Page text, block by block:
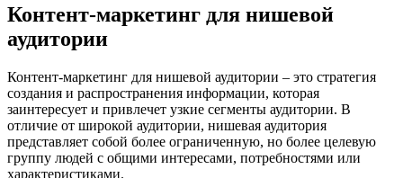
Контент-маркетинг для нишевой
аудитории
Контент-маркетинг для нишевой аудитории – это стратегия
создания и распространения информации, которая
заинтересует и привлечет узкие сегменты аудитории. В
отличие от широкой аудитории, нишевая аудитория
представляет собой более ограниченную, но более целевую
группу людей с общими интересами, потребностями или
характеристиками.